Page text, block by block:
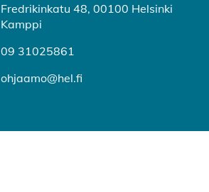
Fredrikinkatu 48, 00100 Helsinki
Kamppi
09 31025861
ohjaamo@hel.fi